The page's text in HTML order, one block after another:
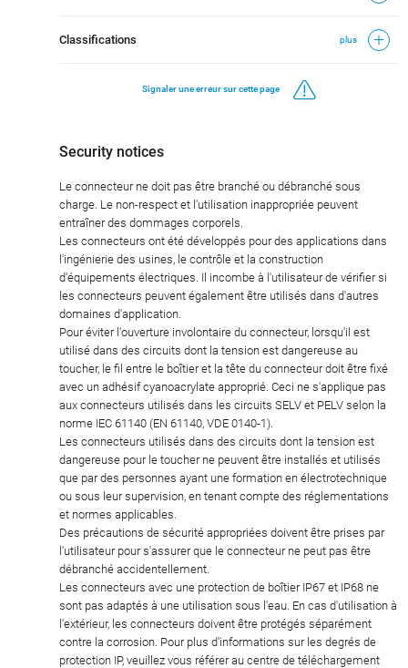
Classifications plus
Signaler une erreur sur cette page
Security notices
Le connecteur ne doit pas être branché ou débranché sous
charge. Le non-respect et l'utilisation inappropriée peuvent
entraîner des dommages corporels.
Les connecteurs ont été développés pour des applications dans
l'ingénierie des usines, le contrôle et la construction
d'équipements électriques. Il incombe à l'utilisateur de vérifier si
les connecteurs peuvent également être utilisés dans d'autres
domaines d'application.
Pour éviter l'ouverture involontaire du connecteur, lorsqu'il est
utilisé dans des circuits dont la tension est dangereuse au
toucher, le fil entre le boîtier et la tête du connecteur doit être fixé
avec un adhésif cyanoacrylate approprié. Ceci ne s'applique pas
aux connecteurs utilisés dans les circuits SELV et PELV selon la
norme IEC 61140 (EN 61140, VDE 0140-1).
Les connecteurs utilisés dans des circuits dont la tension est
dangereuse pour le toucher ne peuvent être installés et utilisés
que par des personnes ayant une formation en électrotechnique
ou sous leur supervision, en tenant compte des réglementations
et normes applicables.
Des précautions de sécurité appropriées doivent être prises par
l'utilisateur pour s'assurer que le connecteur ne peut pas être
débranché accidentellement.
Les connecteurs avec une protection de boîtier IP67 et IP68 ne
sont pas adaptés à une utilisation sous l'eau. En cas d'utilisation à
l'extérieur, les connecteurs doivent être protégés séparément
contre la corrosion. Pour plus d'informations sur les degrés de
protection IP, veuillez vous référer au centre de téléchargement